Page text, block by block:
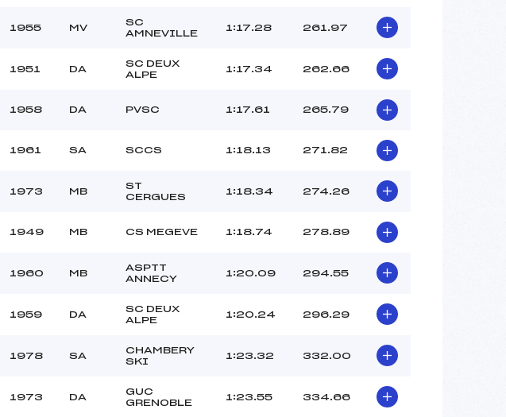
1955 MV
SC
AMNEVILLE
1:17.28 261.97
1951 DA
SC DEUX
ALPE
1:17.34 262.66
1958 DA PVSC 1:17.61 265.79
1961 SA SCCS 1:18.13 271.82
1973 MB
ST
CERGUES
1:18.34 274.26
1949 MB CS MEGEVE 1:18.74 278.89
1960 MB
ASPTT
ANNECY
1:20.09 294.55
1959 DA
SC DEUX
ALPE
1:20.24 296.29
1978 SA
CHAMBERY
SKI
1:23.32 332.00
1973 DA
GUC
GRENOBLE
1:23.55 334.66